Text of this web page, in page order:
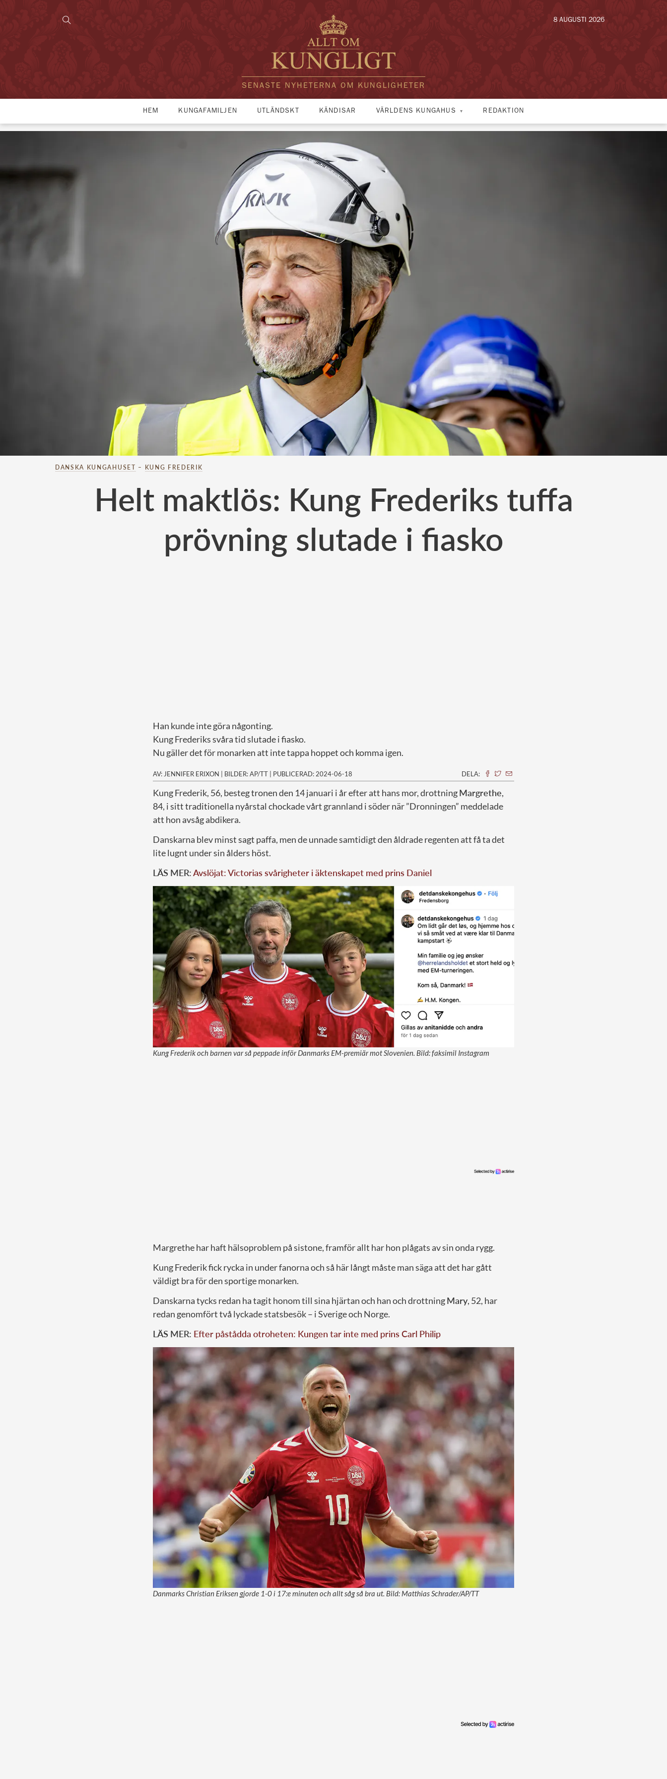
SENASTE NYHETERNA OM KUNGLIGHETER
8 AUGUSTI 2026
HEM KUNGAFAMILJEN UTLÄNDSKT KÄNDISAR VÄRLDENS KUNGAHUS REDAKTION
DANSKA KUNGAHUSET – KUNG FREDERIK
Helt maktlös: Kung Frederiks tuffa
prövning slutade i fiasko
Han kunde inte göra någonting.
Kung Frederiks svåra tid slutade i fiasko.
Nu gäller det för monarken att inte tappa hoppet och komma igen.
AV: JENNIFER ERIXON | BILDER: AP/TT | PUBLICERAD: 2024-06-18 DELA:
Kung Frederik, 56, besteg tronen den 14 januari i år efter att hans mor, drottningMargrethe,
84, i sitt traditionella nyårstal chockade vårt grannland i söder när ”Dronningen” meddelade
att hon avsåg abdikera.
Danskarna blev minst sagt paffa, men de unnade samtidigt den åldrade regenten att få ta det
lite lugnt under sin ålders höst.
LÄS MER:Avslöjat: Victorias svårigheter i äktenskapet med prins Daniel
Kung Frederik och barnen var så peppade inför Danmarks EM-premiär mot Slovenien. Bild: faksimil Instagram
Margrethe har haft hälsoproblem på sistone, framför allt har hon plågats av sin onda rygg.
Kung Frederik fick rycka in under fanorna och så här långt måste man säga att det har gått
väldigt bra för den sportige monarken.
Danskarna tycks redan ha tagit honom till sina hjärtan och han och drottningMary, 52, har
redan genomfört två lyckade statsbesök – i Sverige och Norge.
LÄS MER: Efter påstådda otroheten: Kungen tar inte med prins Carl Philip
Danmarks Christian Eriksen gjorde 1-0 i 17:e minuten och allt såg så bra ut. Bild: Matthias Schrader/AP/TT